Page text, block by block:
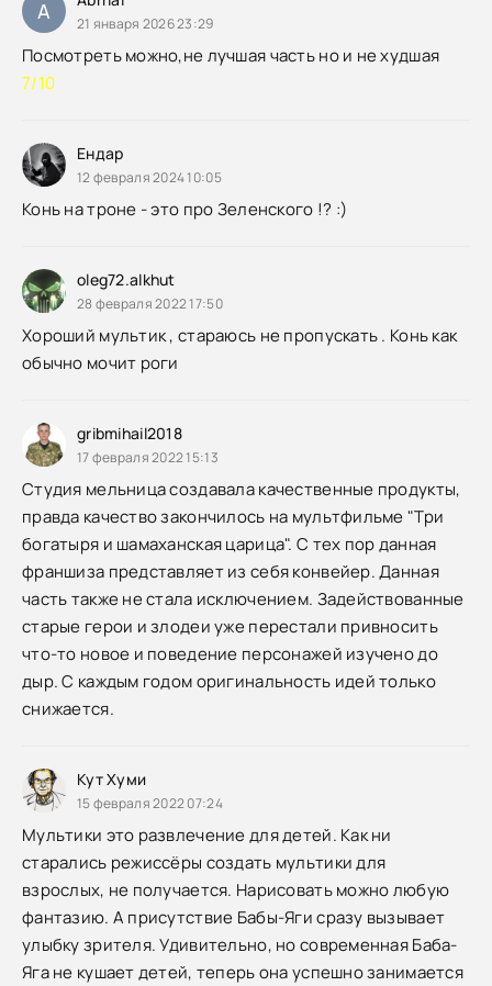
A 21 января 2026 23:29
Посмотреть можно,не лучшая часть но и не худшая
7/10
Ендар
12 февраля 2024 10:05
Конь на троне - это про Зеленского !? :)
oleg72.alkhut
28 февраля 2022 17:50
Хороший мультик , стараюсь не пропускать . Конь как
обычно мочит роги
gribmihail2018
17 февраля 2022 15:13
Студия мельница создавала качественные продукты,
правда качество закончилось на мультфильме "Три
богатыря и шамаханская царица". С тех пор данная
франшиза представляет из себя конвейер. Данная
часть также не стала исключением. Задействованные
старые герои и злодеи уже перестали привносить
что-то новое и поведение персонажей изучено до
дыр. С каждым годом оригинальность идей только
снижается.
Кут Хуми
15 февраля 2022 07:24
Мультики это развлечение для детей. Как ни
старались режиссёры создать мультики для
взрослых, не получается. Нарисовать можно любую
фантазию. А присутствие Бабы-Яги сразу вызывает
улыбку зрителя. Удивительно, но современная Баба-
Яга не кушает детей, теперь она успешно занимается